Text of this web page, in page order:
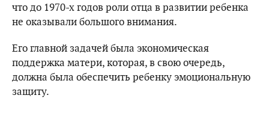
что до 1970-х годов роли отца в развитии ребенка
не оказывали большого внимания.
Его главной задачей была экономическая
поддержка матери, которая, в свою очередь,
должна была обеспечить ребенку эмоциональную
защиту.